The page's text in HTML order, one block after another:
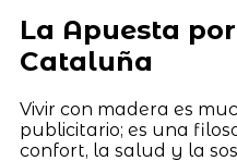
La Apuesta
Cataluña
Vivir con madera es
publicitario; es una
confort, la salud y la